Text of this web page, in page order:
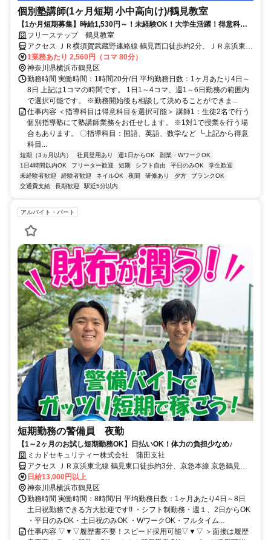
個別塾講師(1ヶ月短期 小中高向け)/鶴見教室
【1か月短期募集】時給1,530円～！未経験OK！大学生活躍！得意科目
のみ◎フリーステップ 鶴見教室
アクセス ＪＲ横須賀武蔵野連絡線 鶴見西口徒歩約2分、ＪＲ京浜東北
線 鶴見西口徒歩約2分、ＪＲ鶴見線 鶴見西口徒歩約2分 JR京浜東北線
「鶴見駅」より徒歩3分
1業務あたり 2,560円（コマ 80分）
神奈川県横浜市鶴見区
勤務時間 実働時間：1時間20分/日 平均勤務日数：1ヶ月あたり4日～
8日 上記は1コマの時間です。 1日1～4コマ、週1～6日勤務の範囲内
で選択可能です。 ※勤務開始後も相談して決めることができま...
仕事内容 ＜指導科目は得意科目を選択可能＞ 講師1：生徒2名で行う
個別指導塾にて塾講師業務をお任せします。 ※1対1で授業を行う場
合もあります。 〇指導科目：国語、英語、数学など ┗上記から得意
科目...
短期（3ヵ月以内） 社員登用あり 週1日からOK
副業・WワークOK
1日4時間以内OK
フリーター歓迎 短期 シフト自由 平日のみOK
学生歓迎
未経験者歓迎
経験者歓迎 ネイルOK 夜間 研修あり 夕方
ブランクOK
交通費支給
長期歓迎 駅近5分以内
アルバイト・パート
短期勤務の警備員 夜勤
【1～2ヶ月のお試し短期勤務OK】日払いOK！体力の負担少なめ♪
ミカドセキュリティー株式会社 蒲田支社
アクセス ＪＲ京浜東北線 鶴見東口徒歩約3分、京急本線 京急鶴見東
口徒歩約4分、京急本線 花月総持寺東口徒歩約15分
日給13,000円以上
神奈川県横浜市鶴見区
勤務時間 実働時間：8時間/日 平均勤務日数：1ヶ月あたり4日～8日
土日祝勤務できる方大歓迎です!! ・シフト制勤務・週１、2日からOK
・平日のみOK・土日祝のみOK ・WワークOK・フルタイム...
仕事内容 ▽▼▽履歴書不要！スピード採用可能▽▼▽ ＞面接は履歴